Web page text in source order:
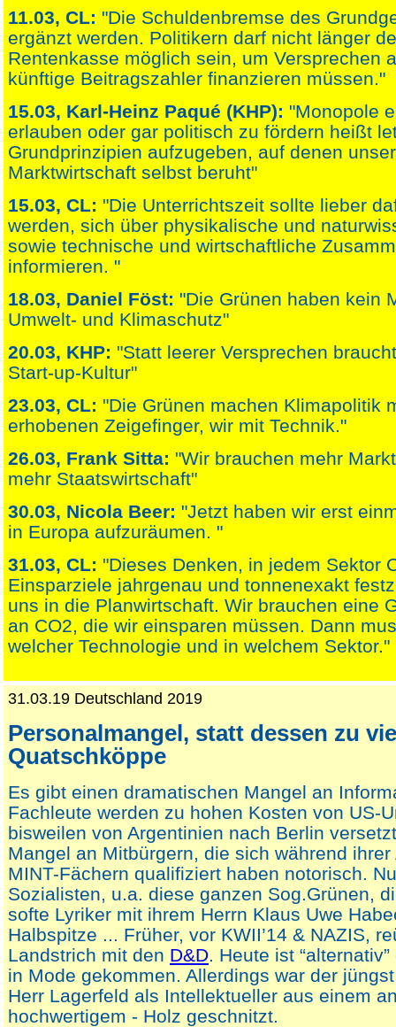
11.03, CL: "Die Schuldenbremse des
ergänzt werden. Politikern darf nicht länger
Rentenkasse möglich sein, um Versprechen
künftige Beitragszahler finanzieren müssen."
15.03, Karl-Heinz Paqué (KHP): "Monopole
erlauben oder gar politisch zu fördern heißt
Grundprinzipien aufzugeben, auf denen
Marktwirtschaft selbst beruht"
15.03, CL: "Die Unterrichtszeit sollte lieber
werden, sich über physikalische und
sowie technische und wirtschaftliche
informieren. "
18.03, Daniel Föst: "Die Grünen haben kein
Umwelt- und Klimaschutz"
20.03, KHP: "Statt leerer Versprechen
Start-up-Kultur"
23.03, CL: "Die Grünen machen Klimapolitik
erhobenen Zeigefinger, wir mit Technik."
26.03, Frank Sitta: "Wir brauchen mehr
mehr Staatswirtschaft"
30.03, Nicola Beer: "Jetzt haben wir erst
in Europa aufzuräumen. "
31.03, CL: "Dieses Denken, in jedem Sektor
Einsparziele jahrgenau und tonnenexakt
uns in die Planwirtschaft. Wir brauchen eine
an CO2, die wir einsparen müssen. Dann
welcher Technologie und in welchem Sektor."
31.03.19 Deutschland 2019
Personalmangel, statt dessen zu
Quatschköppe
Es gibt einen dramatischen Mangel an
Fachleute werden zu hohen Kosten von US-
bisweilen von Argentinien nach Berlin
Mangel an Mitbürgern, die sich während
MINT-Fächern qualifiziert haben notorisch.
Sozialisten, u.a. diese ganzen Sog.Grünen,
softe Lyriker mit ihrem Herrn Klaus Uwe
Halbspitze ... Früher, vor KWII’14 & NAZIS,
Landstrich mit den D&D. Heute ist
in Mode gekommen. Allerdings war der
Herr Lagerfeld als Intellektueller aus einem
hochwertigem - Holz geschnitzt.